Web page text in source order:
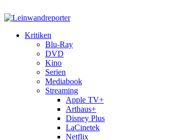
Kritiken
Blu-Ray
DVD
Kino
Serien
Mediabook
Streaming
Apple TV+
Arthaus+
Disney Plus
LaCinetek
Netflix